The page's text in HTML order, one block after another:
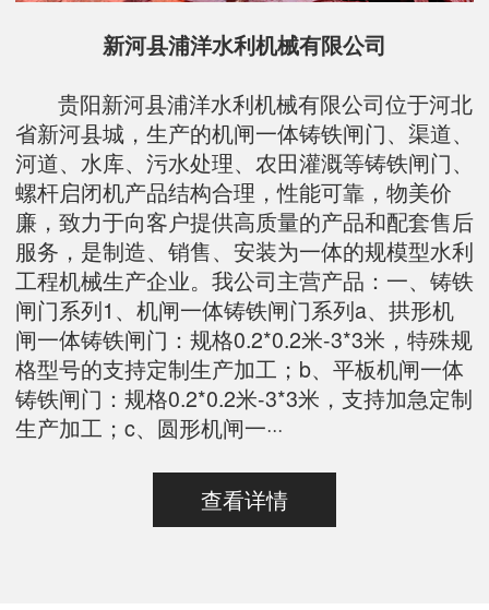
新河县浦洋水利机械有限公司
贵阳新河县浦洋水利机械有限公司位于河北
省新河县城，生产的机闸一体铸铁闸门、渠道、
河道、水库、污水处理、农田灌溉等铸铁闸门、
螺杆启闭机产品结构合理，性能可靠，物美价
廉，致力于向客户提供高质量的产品和配套售后
服务，是制造、销售、安装为一体的规模型水利
工程机械生产企业。我公司主营产品：一、铸铁
闸门系列1、机闸一体铸铁闸门系列a、拱形机
闸一体铸铁闸门：规格0.2*0.2米-3*3米，特殊规
格型号的支持定制生产加工；b、平板机闸一体
铸铁闸门：规格0.2*0.2米-3*3米，支持加急定制
生产加工；c、圆形机闸一···
查看详情